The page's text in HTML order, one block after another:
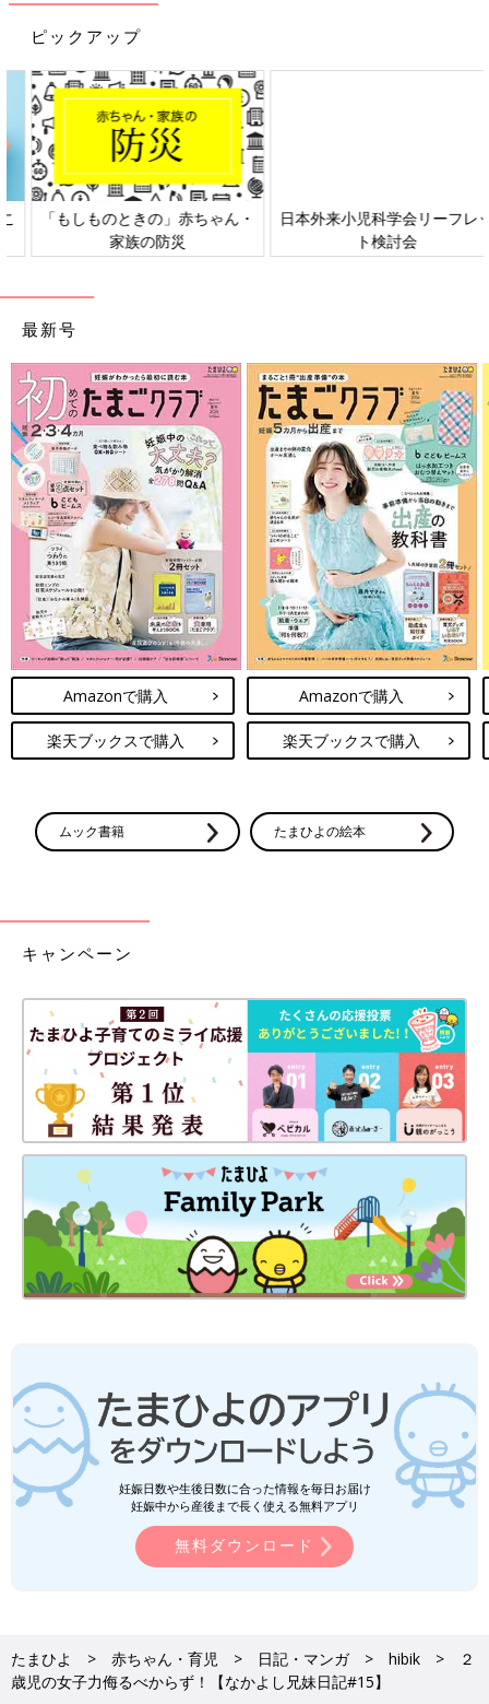
ピックアップ
日本外来小児科学会リーフレッ
ト検討会
六星占術 細木かおりさんの人生
相談
最新号
Amazonで購入
楽天ブックスで購入
Amazonで購入
楽天ブックスで購入
ムック書籍 たまひよの絵本
キャンペーン
妊娠日数や生後日数に合った情報を毎日お届け
妊娠中から産後まで長く使える無料アプリ
無料ダウンロード
たまひよ 赤ちゃん・育児 日記・マンガ hibik
２
歳児の女子力侮るべからず！【なかよし兄妹日記#15】